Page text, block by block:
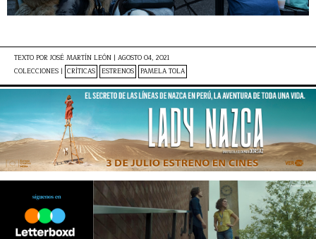
TEXTO POR JOSÉ MARTÍN LEÓN | AGOSTO 04, 2021
COLECCIONES | CRÍTICAS ESTRENOS PAMELA TOLA